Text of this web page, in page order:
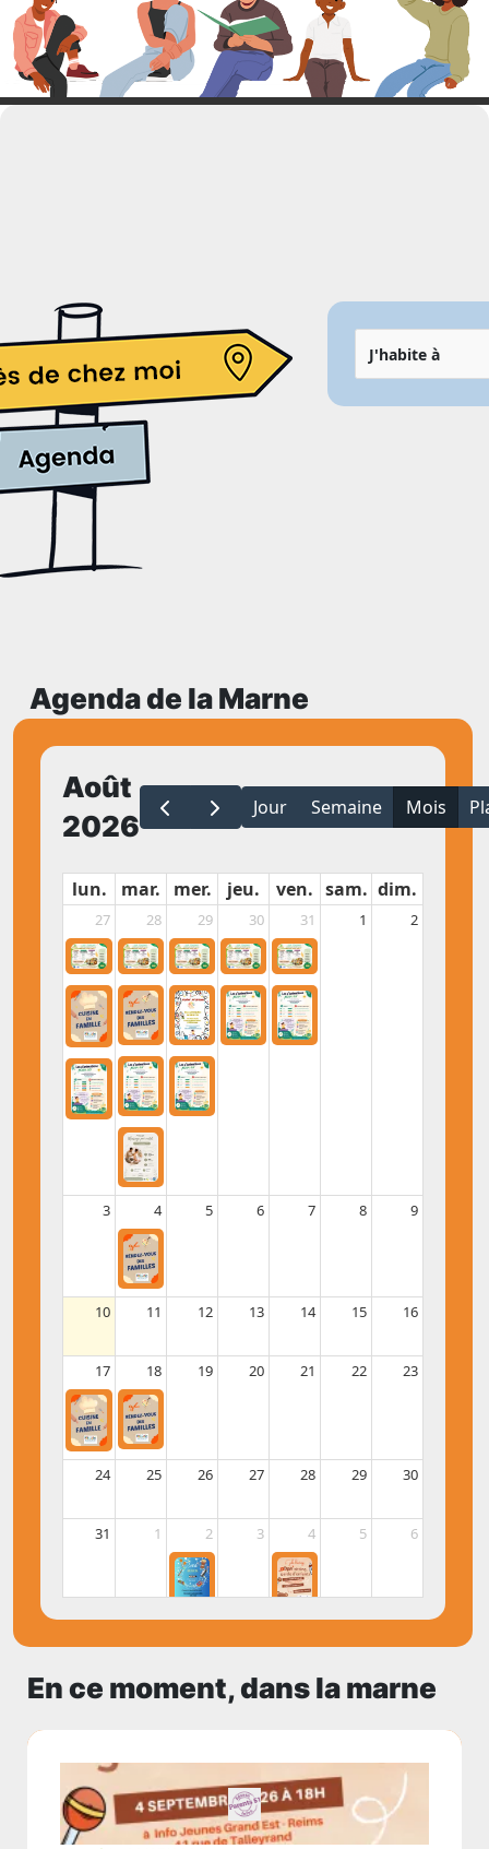
J'habite à
Agenda de la Marne
Août
2026
Jour Semaine Mois
lun. mar. mer. jeu. ven. sam. dim.
27 28 29 30 31 1 2
3 4 5 6 7 8 9
10 11 12 13 14 15 16
17 18 19 20 21 22 23
24 25 26 27 28 29 30
31 1 2 3 4 5 6
En ce moment, dans la marne